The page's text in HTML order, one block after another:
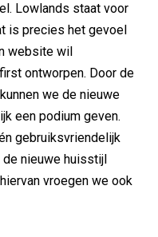
Lowlands staat voor
is precies het gevoel
website wil
ontworpen. Door de
we de nieuwe
een podium geven.
gebruiksvriendelijk
de nieuwe huisstijl
vroegen we ook